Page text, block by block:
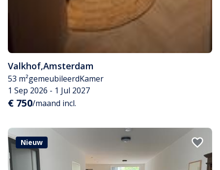
Valkhof,Amsterdam
53 m²gemeubileerdKamer
1 Sep 2026 - 1 Jul 2027
€ 750/maand incl.
Nieuw